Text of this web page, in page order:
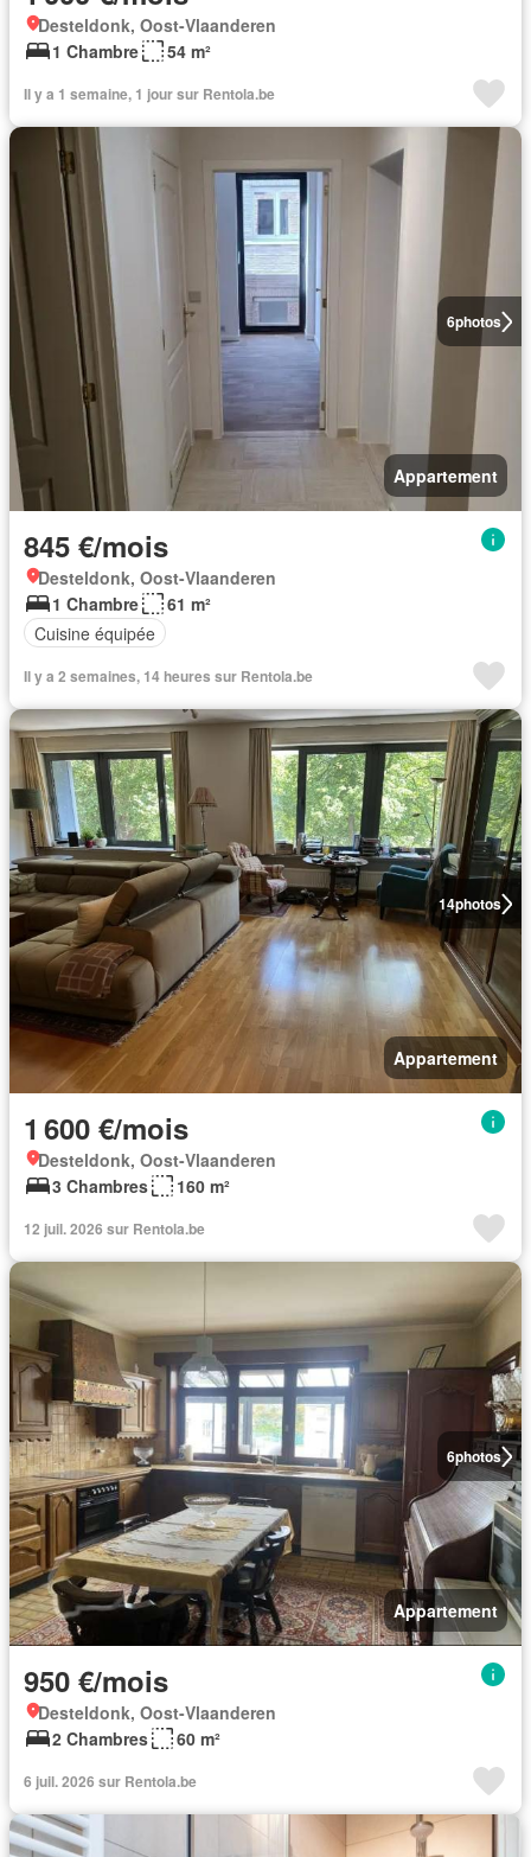
Desteldonk, Oost-Vlaanderen
1 Chambre
54 m²
Il y a 1 semaine, 1 jour sur Rentola.be
6photos
Appartement
845 €/mois
Desteldonk, Oost-Vlaanderen
1 Chambre
61 m²
Cuisine équipée
Il y a 2 semaines, 14 heures sur Rentola.be
14photos
Appartement
1 600 €/mois
Desteldonk, Oost-Vlaanderen
3 Chambres
160 m²
12 juil. 2026 sur Rentola.be
6photos
Appartement
950 €/mois
Desteldonk, Oost-Vlaanderen
2 Chambres
60 m²
6 juil. 2026 sur Rentola.be